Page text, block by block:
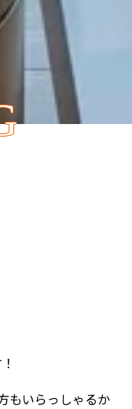
もいらっしゃるか